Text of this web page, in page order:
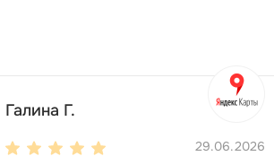
Галина Г.
29.06.2026